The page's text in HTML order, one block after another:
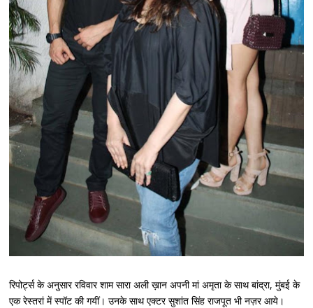
रिपोर्ट्स के अनुसार रविवार शाम सारा अली ख़ान अपनी मां अमृता के साथ बांद्रा, मुंबई के
एक रेस्तरां में स्पॉट की गयीं। उनके साथ एक्टर सुशांत सिंह राजपूत भी नज़र आये।